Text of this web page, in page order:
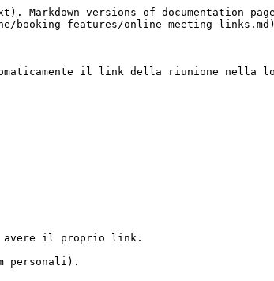
versions of documentation
booking-features/online-meeting-
il link della riunione nella
avere il proprio link.
personali).